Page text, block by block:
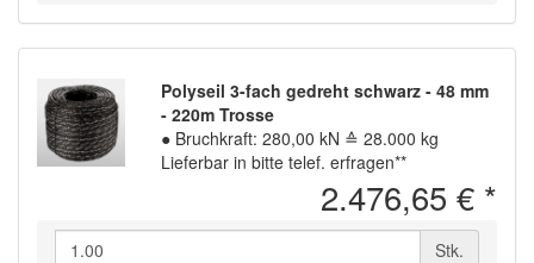
Polyseil 3-fach gedreht schwarz - 48 mm
- 220m Trosse
● Bruchkraft: 280,00 kN ≙ 28.000 kg
Lieferbar in bitte telef. erfragen**
2.476,65 € *
Stk.